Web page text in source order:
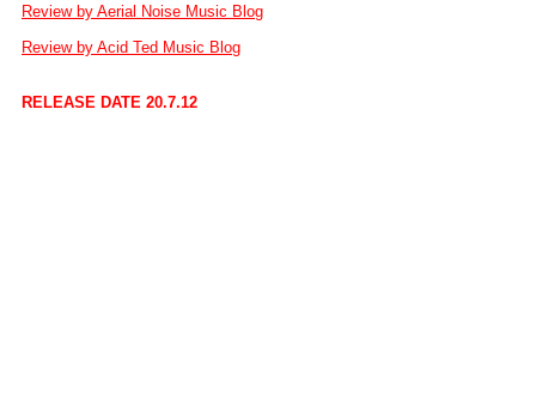
Review by Aerial Noise Music Blog
Review by Acid Ted Music Blog
RELEASE DATE 20.7.12